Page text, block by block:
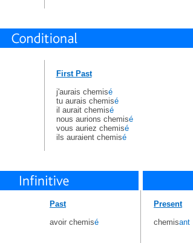
First Past
j'aurais chemisé
tu aurais chemisé
il aurait chemisé
nous aurions chemisé
vous auriez chemisé
ils auraient chemisé
Past
avoir chemisé
Present
chemisant